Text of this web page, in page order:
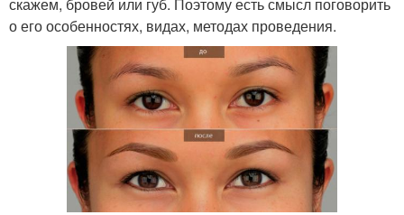
скажем, бровей или губ. Поэтому есть смысл поговорить
о его особенностях, видах, методах проведения.